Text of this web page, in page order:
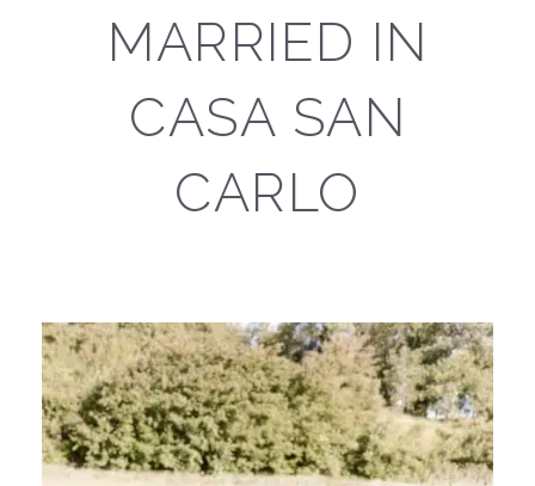
MARRIED IN
CASA SAN
CARLO